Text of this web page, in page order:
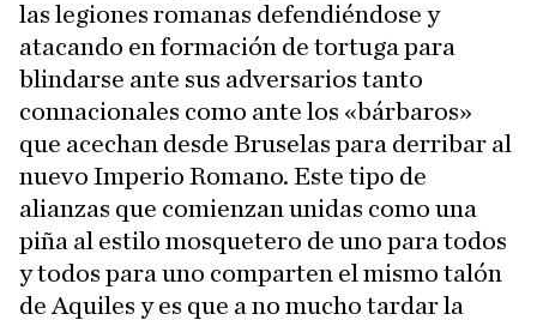
las legiones romanas defendiéndose y
atacando en formación de tortuga para
blindarse ante sus adversarios tanto
connacionales como ante los «bárbaros»
que acechan desde Bruselas para derribar al
nuevo Imperio Romano. Este tipo de
alianzas que comienzan unidas como una
piña al estilo mosquetero de uno para todos
y todos para uno comparten el mismo talón
de Aquiles y es que a no mucho tardar la